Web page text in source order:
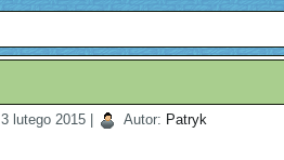
3 lutego 2015 Autor: Patryk